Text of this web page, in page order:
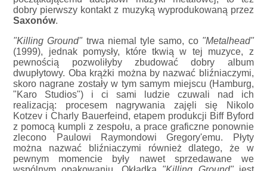
dobry pierwszy kontakt z muzyką wyprodukowaną przez
Saxonów.
"Killing Ground"trwa niemal tyle samo, co "Metalhead"
(1999), jednak pomysły, które tkwią w tej muzyce, z
pewnością pozwoliłyby zbudować dobry album
dwupłytowy. Oba krążki można by nazwać bliźniaczymi,
skoro nagrane zostały w tym samym miejscu (Hamburg,
"Karo Studios") i ci sami ludzie czuwali nad ich
realizacją: procesem nagrywania zajęli się Nikolo
Kotzev i Charly Bauerfeind, etapem produkcji Biff Byford
z pomocą kumpli z zespołu, a prace graficzne ponownie
zlecono Paulowi Raymondowi Gregory'emu. Płyty
można nazwać bliźniaczymi również dlatego, że w
pewnym momencie były nawet sprzedawane we